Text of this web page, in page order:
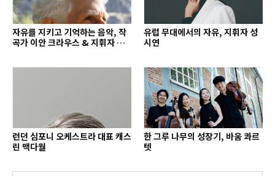
자유를 지키고 기억하는 음악, 작
곡가 이안 크라우스 & 지휘자 배
유럽 무대에서의 자유, 지휘자 성
시연
런던 심포니 오케스트라 대표 캐스
린 맥다월
한 그루 나무의 성장기, 바움 콰르
텟